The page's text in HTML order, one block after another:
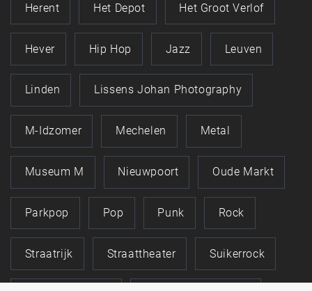
Herent Het Depot Het Groot Verlof
Hever Hip Hop Jazz Leuven
Linden Lissens Johan Photography
M-Idzomer Mechelen Metal
Museum M Nieuwpoort Oude Markt
Parkpop Pop Punk Rock
Straatrijk Straattheater Suikerrock